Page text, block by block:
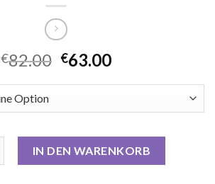
€82.00 €63.00
IN DEN WARENKORB